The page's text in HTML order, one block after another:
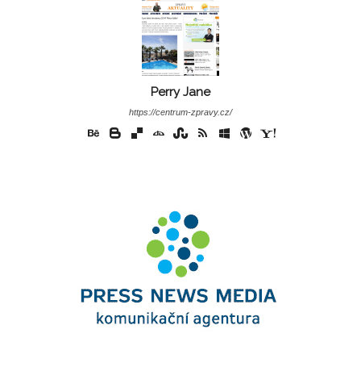
Perry Jane
https://centrum-zpravy.cz/